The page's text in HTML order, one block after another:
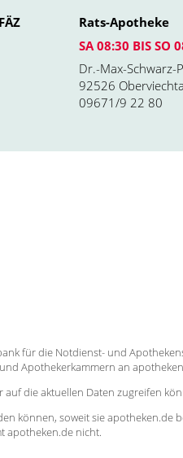
Rats-Apotheke
SA 08:30 BIS SO
Dr.-Max-Schwarz-
92526
09671/9 22 80
für die Notdienst- und
Apothekerkammern an
die aktuellen Daten zugreifen
können, soweit sie apotheken.de
apotheken.de nicht.